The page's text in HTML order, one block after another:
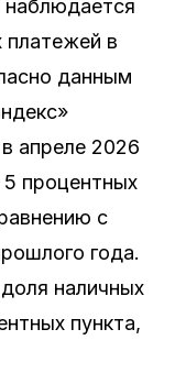
платежей в
данным
апреле 2026
5 процентных
с
года.
наличных
пункта,